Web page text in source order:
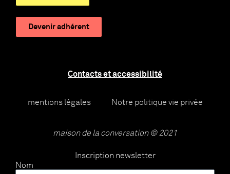
Devenir adhérent
Contacts et accessibilité
mentions légales Notre politique vie privée
maison de la conversation © 2021
Inscription newsletter
Nom